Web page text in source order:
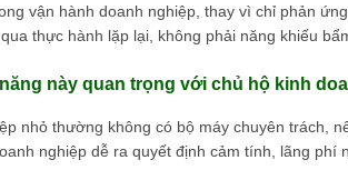
vận hành doanh nghiệp, thay vì chỉ phản
thực hành lặp lại, không phải năng khiếu
này quan trọng với chủ hộ kinh
nhỏ thường không có bộ máy chuyên trách,
nghiệp dễ ra quyết định cảm tính, lãng